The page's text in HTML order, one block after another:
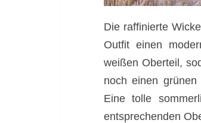
Die raffinierte
Outfit einen
weißen Oberteil,
noch einen
Eine tolle
entsprechenden